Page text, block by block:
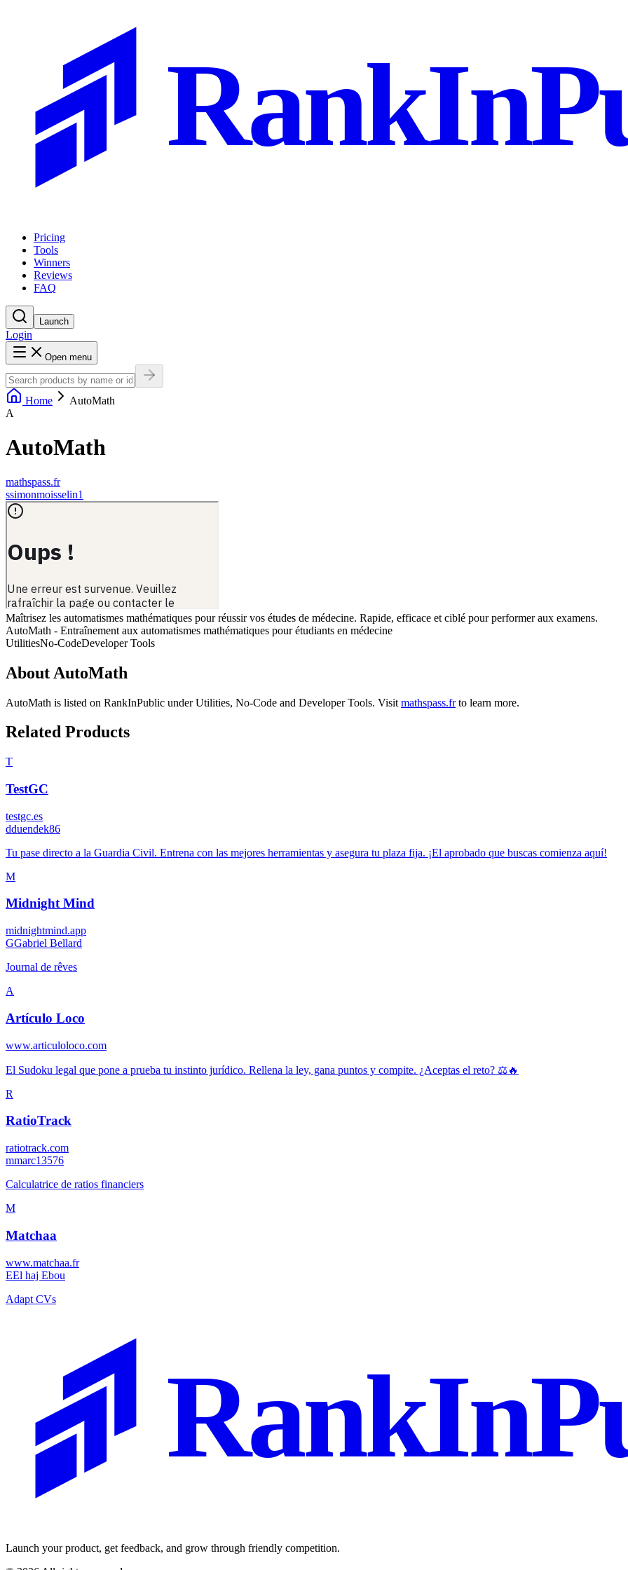
Pricing
Tools
Winners
Reviews
FAQ
Launch
Login
Open menu
Home
AutoMath
A
AutoMath
mathspass.fr
ssimonmoisselin1
Maîtrisez les automatismes mathématiques pour réussir vos études de médecine. Rapide, efficace et ciblé pour performer aux examens.
AutoMath - Entraînement aux automatismes mathématiques pour étudiants en médecine
UtilitiesNo-CodeDeveloper Tools
About AutoMath
AutoMath is listed on RankInPublic underUtilities, No-Code and Developer Tools. Visit mathspass.frto learn more.
Related Products
T
TestGC
testgc.es
dduendek86
Tu pase directo a la Guardia Civil. Entrena con las mejores herramientas y asegura tu plaza fija. ¡El aprobado que buscas comienza aquí!
M
Midnight Mind
midnightmind.app
GGabriel Bellard
Journal de rêves
A
Artículo Loco
www.articuloloco.com
El Sudoku legal que pone a prueba tu instinto jurídico. Rellena la ley, gana puntos y compite. ¿Aceptas el reto? ⚖️🔥
R
RatioTrack
ratiotrack.com
mmarc13576
Calculatrice de ratios financiers
M
Matchaa
www.matchaa.fr
EEl haj Ebou
Adapt CVs
Launch your product, get feedback, and grow through friendly competition.